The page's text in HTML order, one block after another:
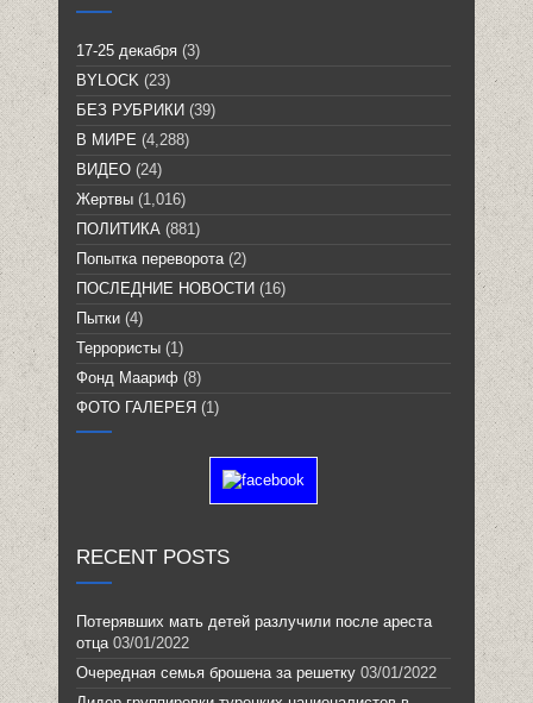
17-25 декабря (3)
BYLOCK (23)
БЕЗ РУБРИКИ (39)
В МИРЕ (4,288)
ВИДЕО (24)
Жертвы (1,016)
ПОЛИТИКА (881)
Попытка переворота(2)
ПОСЛЕДНИЕ НОВОСТИ (16)
Пытки (4)
Террористы (1)
Фонд Маариф (8)
ФОТО ГАЛЕРЕЯ (1)
RECENT POSTS
Потерявших мать детей разлучили после ареста
отца 03/01/2022
Очередная семья брошена за решетку 03/01/2022